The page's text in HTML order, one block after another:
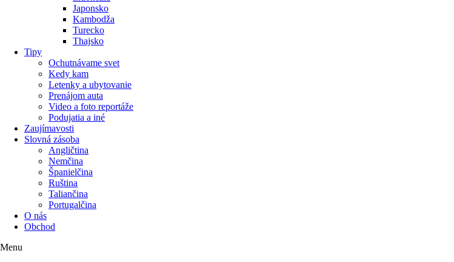
Japonsko
Kambodža
Turecko
Thajsko
Tipy
Ochutnávame svet
Kedy kam
Letenky a ubytovanie
Prenájom auta
Video a foto reportáže
Podujatia a iné
Zaujímavosti
Slovná zásoba
Angličtina
Nemčina
Španielčina
Ruština
Taliančina
Portugalčina
O nás
Obchod
Menu